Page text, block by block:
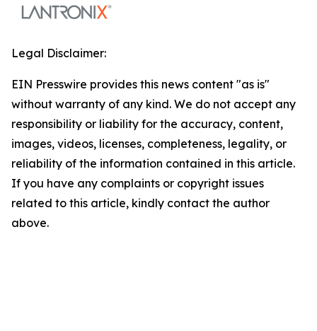
Legal Disclaimer:
EIN Presswire provides this news content "as is"
without warranty of any kind. We do not accept any
responsibility or liability for the accuracy, content,
images, videos, licenses, completeness, legality, or
reliability of the information contained in this article.
If you have any complaints or copyright issues
related to this article, kindly contact the author
above.